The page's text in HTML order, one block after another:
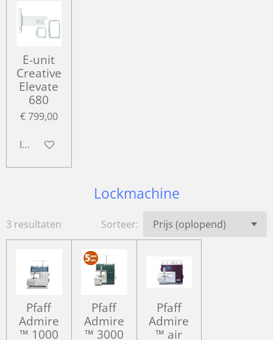
E-unit
Creative
Elevate
680
€ 799,00
In winkelwagen
Lockmachine
3 resultaten Sorteer:
Pfaff
Admire
™ 1000
Pfaff
Admire
™ 3000
Pfaff
Admire
™ air